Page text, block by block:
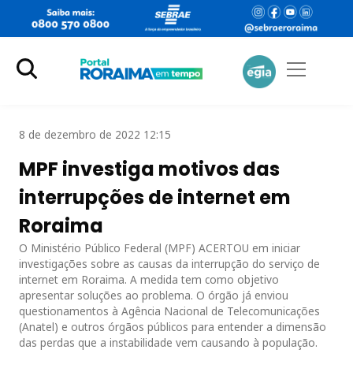
8 de dezembro de 2022 12:15
MPF investiga motivos das
interrupções de internet em
Roraima
O Ministério Público Federal (MPF) ACERTOU em iniciar
investigações sobre as causas da interrupção do serviço de
internet em Roraima. A medida tem como objetivo
apresentar soluções ao problema. O órgão já enviou
questionamentos à Agência Nacional de Telecomunicações
(Anatel) e outros órgãos públicos para entender a dimensão
das perdas que a instabilidade vem causando à população.